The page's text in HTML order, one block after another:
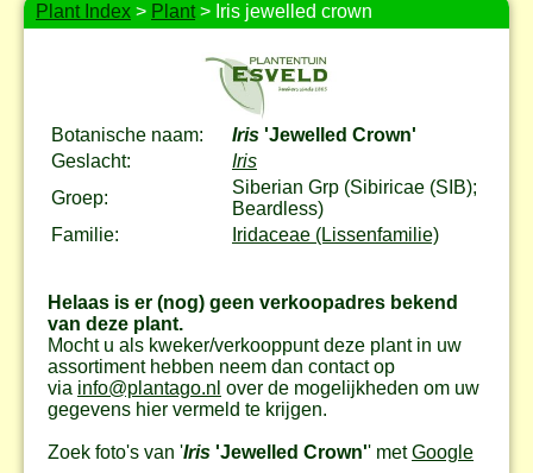
Plant Index > Plant> Iris jewelled crown
Botanische naam: Iris 'Jewelled Crown'
Geslacht:
Iris
Groep:
Siberian Grp (Sibiricae (SIB);
Beardless)
Familie:
Iridaceae (Lissenfamilie)
Helaas is er (nog) geen verkoopadres bekend
van deze plant.
Mocht u als kweker/verkooppunt deze plant in uw
assortiment hebben neem dan contact op
via info@plantago.nl over de mogelijkheden om uw
gegevens hier vermeld te krijgen.
Zoek foto's van 'Iris 'Jewelled Crown'' metGoogle